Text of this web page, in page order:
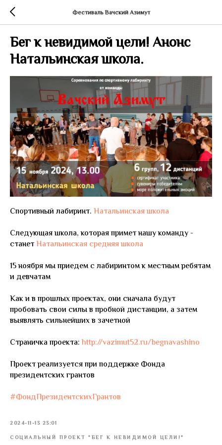
Фестиваль Вачский Азимут
Бег к невидимой цели! Анонс
Натальинская школа.
Спортивный лабиринт. Натальинская школа
Следующая школа, которая примет нашу команду -
станетНатальинская средняя школа
15 ноября мы приедем с лабиринтом к местным ребятам
и девчатам
Как и в прошлых проектах, они сначала будут
пробовать свои силы в пробной дистанции, а затем
выявлять сильнейших в зачетной
Страничка проекта:http://vazimut52.ru/begnavashino
Проект реализуется при поддержке Фонда
президентских грантов
#ФондПрезидентскихГрантов
2024-11-13 23:01
СОЦИАЛЬНЫЙ ПРОЕКТ "БЕГ К НЕВИДИМОЙ ЦЕЛИ!"